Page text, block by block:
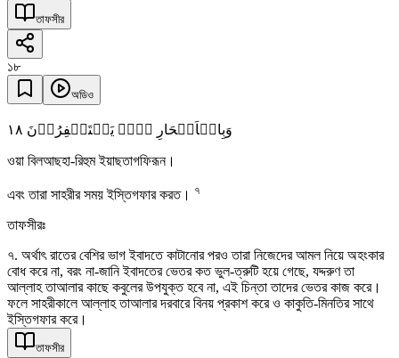
তাফসীর
১৮
অডিও
وَبِالۡاَسۡحَارِ ہُمۡ یَسۡتَغۡفِرُوۡنَ ١٨
ওয়া বিলআছহা-রিহুম ইয়াছতাগফিরূন।
এবং তারা সাহরীর সময় ইস্তিগফার করত। ৭
তাফসীরঃ
৭. অর্থাৎ রাতের বেশির ভাগ ইবাদতে কাটানোর পরও তারা নিজেদের আমল নিয়ে অহংকার
বোধ করে না, বরং না-জানি ইবাদতের ভেতর কত ভুল-ত্রুটি হয়ে গেছে, যদ্দরুণ তা
আল্লাহ তাআলার কাছে কবুলের উপযুক্ত হবে না, এই চিন্তা তাদের ভেতর কাজ করে।
ফলে সাহরীকালে আল্লাহ তাআলার দরবারে বিনয় প্রকাশ করে ও কাকুতি-মিনতির সাথে
ইস্তিগফার করে।
তাফসীর